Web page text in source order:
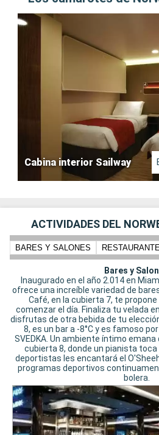
Cabina interior Sailway
ACTIVIDADES DEL
BARES Y SALONES
Bares y
Inaugurado en el año 2.014 en
ofrece una increíble variedad de
Café, en la cubierta 7, te
comenzar el día. Finaliza tu velada
disfrutas de otra bebida de tu
8, es un bar a -8°C y es famoso
SVEDKA. Un ambiente íntimo emana
cubierta 8, donde un pianista
deportistas les encantará el
programas deportivos
bolera.